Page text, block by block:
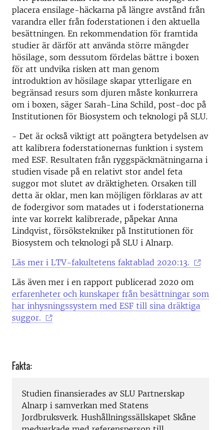
placera ensilage-häckarna på längre avstånd från
varandra eller från foderstationen i den aktuella
besättningen. En rekommendation för framtida
studier är därför att använda större mängder
hösilage, som dessutom fördelas bättre i boxen
för att undvika risken att man genom
introduktion av hösilage skapar ytterligare en
begränsad resurs som djuren måste konkurrera
om i boxen, säger Sarah-Lina Schild, post-doc på
Institutionen för Biosystem och teknologi på SLU.
- Det är också viktigt att poängtera betydelsen av
att kalibrera foderstationernas funktion i system
med ESF. Resultaten från ryggspäckmätningarna i
studien visade på en relativt stor andel feta
suggor mot slutet av dräktigheten. Orsaken till
detta är oklar, men kan möjligen förklaras av att
de fodergivor som matades ut i foderstationerna
inte var korrekt kalibrerade, påpekar Anna
Lindqvist, försökstekniker på Institutionen för
Biosystem och teknologi på SLU i Alnarp.
Läs mer i LTV-fakultetens faktablad 2020:13.
Läs även mer i en rapport publicerad 2020 om
erfarenheter och kunskaper från besättningar som
har inhysningssystem med ESF till sina dräktiga
suggor.
Fakta:
Studien finansierades av SLU Partnerskap
Alnarp i samverkan med Statens
Jordbruksverk. Hushållningssällskapet Skåne